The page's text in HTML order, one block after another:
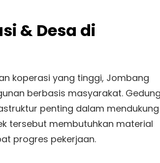
& Desa di
koperasi yang tinggi, Jombang
berbasis masyarakat.
penting dalam mendukung
tersebut membutuhkan material
progres pekerjaan.